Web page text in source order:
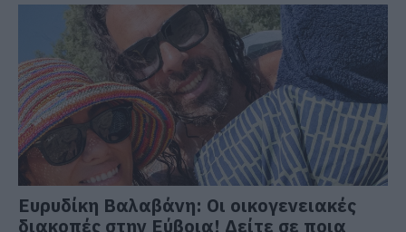
Ευρυδίκη Βαλαβάνη: Οι οικογενειακές
διακοπές στην Εύβοια! Δείτε σε ποια